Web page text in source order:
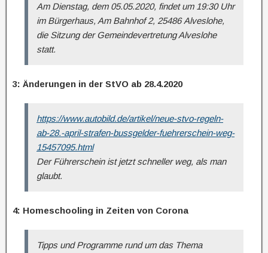
Am Dienstag, dem 05.05.2020, findet um 19:30 Uhr
im Bürgerhaus, Am Bahnhof 2, 25486 Alveslohe,
die Sitzung der Gemeindevertretung Alveslohe
statt.
3: Änderungen in der StVO ab 28.4.2020
https://www.autobild.de/artikel/neue-stvo-regeln-
ab-28.-april-strafen-bussgelder-fuehrerschein-weg-
15457095.html
Der Führerschein ist jetzt schneller weg, als man
glaubt.
4: Homeschooling in Zeiten von Corona
Tipps und Programme rund um das Thema